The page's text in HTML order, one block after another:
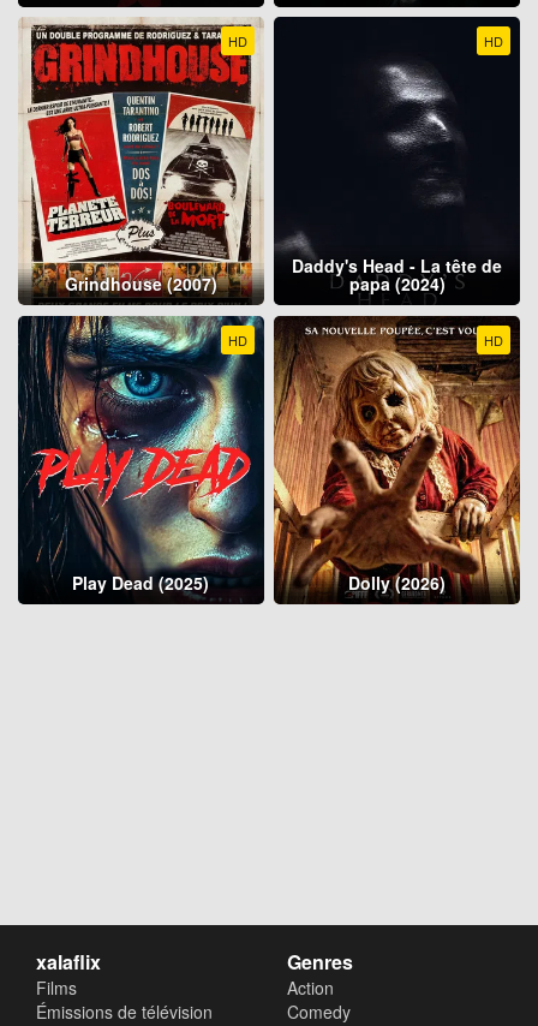
HD
Grindhouse (2007)
HD
Daddy's Head - La tête de
papa (2024)
HD
Play Dead (2025)
HD
Dolly (2026)
xalaflix
Films
Émissions de télévision
Genres
Action
Comedy